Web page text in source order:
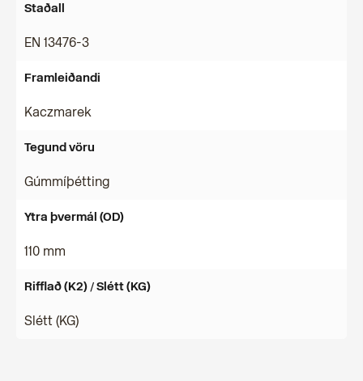
Staðall
EN 13476-3
Framleiðandi
Kaczmarek
Tegund vöru
Gúmmíþétting
Ytra þvermál (OD)
110 mm
Rifflað (K2) / Slétt (KG)
Slétt (KG)